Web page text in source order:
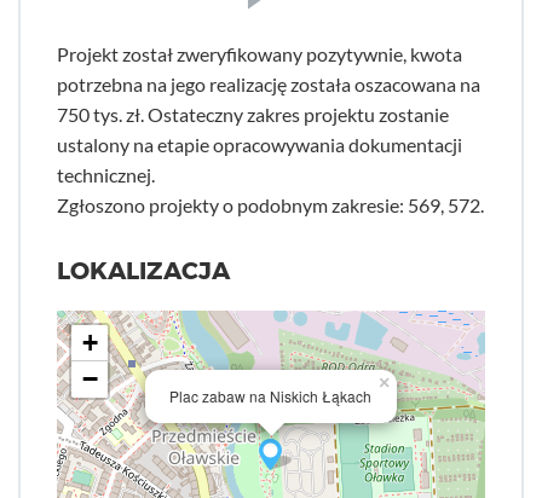
Projekt został zweryfikowany pozytywnie, kwota
potrzebna na jego realizację została oszacowana na
750 tys. zł. Ostateczny zakres projektu zostanie
ustalony na etapie opracowywania dokumentacji
technicznej.
Zgłoszono projekty o podobnym zakresie: 569, 572.
LOKALIZACJA
Plac zabaw na Niskich Łąkach
×
+
−